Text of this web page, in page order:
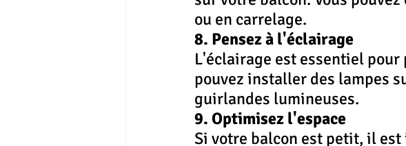
ou en carrelage.
8. Pensez à l'éclairage
L'éclairage est essentiel
pouvez installer des lampes
guirlandes lumineuses.
9. Optimisez l'espace
Si votre balcon est petit, il